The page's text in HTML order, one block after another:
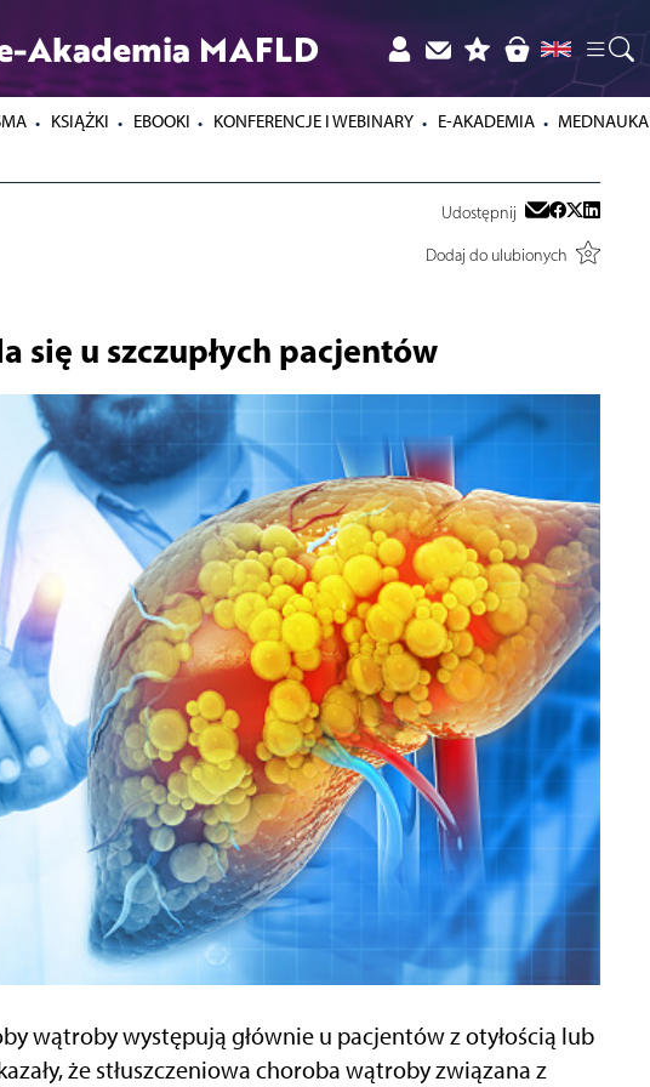
Akademia MAFLD
KSIĄŻKI EBOOKI KONFERENCJE I WEBINARY E-AKADEMIA MEDNAUKA
Udostępnij
Dodaj do ulubionych
się u szczupłych pacjentów
wątroby występują głównie u pacjentów z otyłością lub
że stłuszczeniowa choroba wątroby związana z